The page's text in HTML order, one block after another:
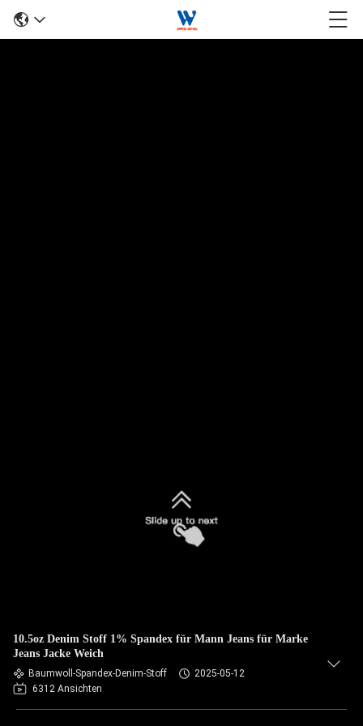
10.5oz Denim Stoff 1% Spandex für Mann Jeans für Marke
Jeans Jacke Weich
Baumwoll-Spandex-Denim-Stoff
2025-05-12
6312 Ansichten